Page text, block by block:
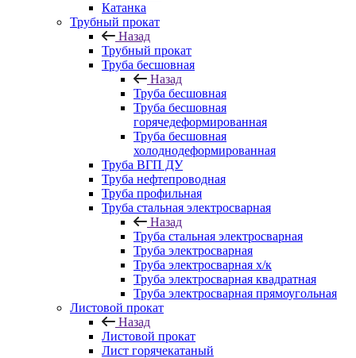
Катанка
Трубный прокат
Назад
Трубный прокат
Труба бесшовная
Назад
Труба бесшовная
Труба бесшовная
горячедеформированная
Труба бесшовная
холоднодеформированная
Труба ВГП ДУ
Труба нефтепроводная
Труба профильная
Труба стальная электросварная
Назад
Труба стальная электросварная
Труба электросварная
Труба электросварная х/к
Труба электросварная квадратная
Труба электросварная прямоугольная
Листовой прокат
Назад
Листовой прокат
Лист горячекатаный